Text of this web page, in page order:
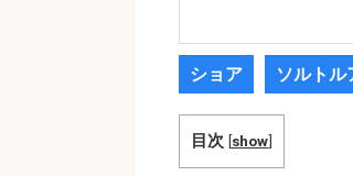
ショア ソルトル
目次 [show]